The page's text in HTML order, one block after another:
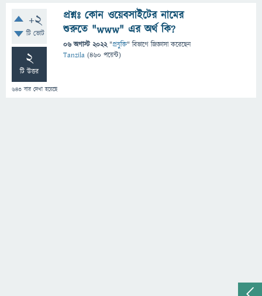
+2
টি ভোট
2
টি উত্তর
643 বার দেখা হয়েছে
প্রশ্নঃ কোন ওয়েবসাইটের নামের
শুরুতে "www" এর অর্থ কি?
06 অগাস্ট 2022 "প্রযুক্তি" বিভাগে জিজ্ঞাসাকরেছেন
Tanzila (460 পয়েন্ট)